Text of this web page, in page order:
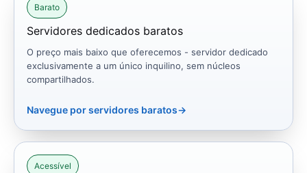
Barato
Servidores dedicados baratos
O preço mais baixo que oferecemos - servidor dedicado
exclusivamente a um único inquilino, sem núcleos
compartilhados.
Navegue por servidores baratos→
Acessível